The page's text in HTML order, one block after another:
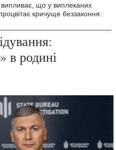
випливає, що у виплеканих
кричуще беззаконня.
в родині